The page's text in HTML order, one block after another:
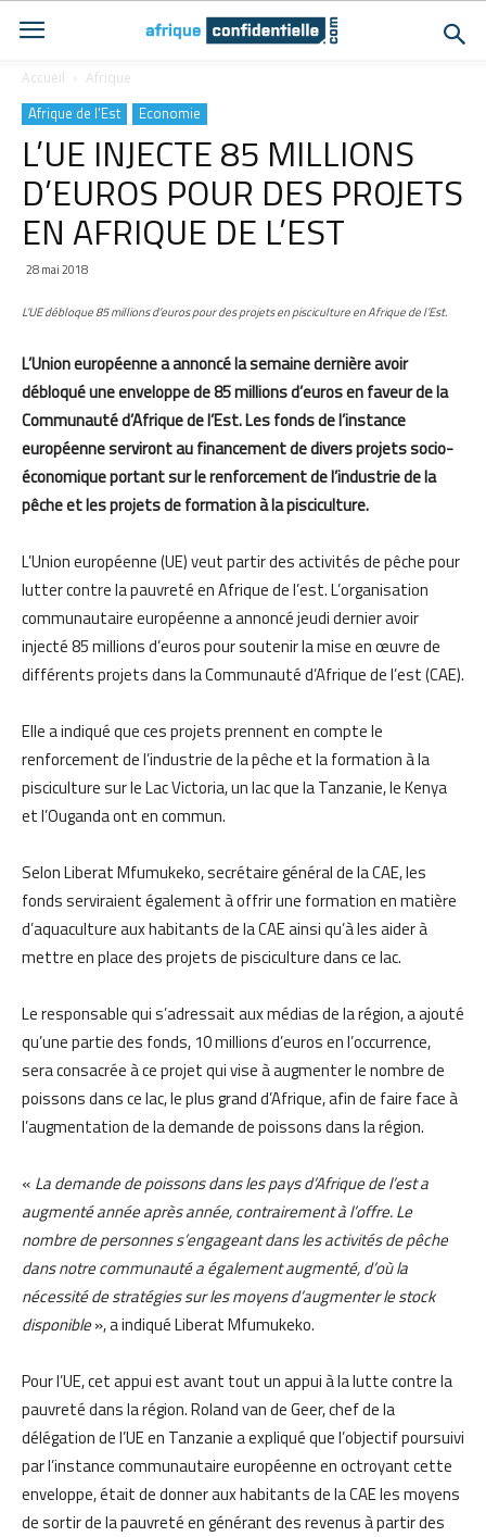
Accueil Afrique
Afrique de l'Est Economie
L’UE INJECTE 85 MILLIONS
D’EUROS POUR DES PROJETS
EN AFRIQUE DE L’EST
28 mai 2018
L’UE débloque 85 millions d’euros pour des projets en pisciculture en Afrique de l’Est.
L’Union européenne a annoncé la semaine dernière avoir
débloqué une enveloppe de 85 millions d’euros en faveur de la
Communauté d’Afrique de l’Est. Les fonds de l’instance
européenne serviront au financement de divers projets socio-
économique portant sur le renforcement de l’industrie de la
pêche et les projets de formation à la pisciculture.
L’Union européenne (UE) veut partir des activités de pêche pour
lutter contre la pauvreté en Afrique de l’est. L’organisation
communautaire européenne a annoncé jeudi dernier avoir
injecté 85 millions d’euros pour soutenir la mise en œuvre de
différents projets dans la Communauté d’Afrique de l’est (CAE).
Elle a indiqué que ces projets prennent en compte le
renforcement de l’industrie de la pêche et la formation à la
pisciculture sur le Lac Victoria, un lac que la Tanzanie, le Kenya
et l’Ouganda ont en commun.
Selon Liberat Mfumukeko, secrétaire général de la CAE, les
fonds serviraient également à offrir une formation en matière
d’aquaculture aux habitants de la CAE ainsi qu’à les aider à
mettre en place des projets de pisciculture dans ce lac.
Le responsable qui s’adressait aux médias de la région, a ajouté
qu’une partie des fonds, 10 millions d’euros en l’occurrence,
sera consacrée à ce projet qui vise à augmenter le nombre de
poissons dans ce lac, le plus grand d’Afrique, afin de faire face à
l’augmentation de la demande de poissons dans la région.
« La demande de poissons dans les pays d’Afrique de l’est a
augmenté année après année, contrairement à l’offre. Le
nombre de personnes s’engageant dans les activités de pêche
dans notre communauté a également augmenté, d’où la
nécessité de stratégies sur les moyens d’augmenter le stock
disponible», a indiqué Liberat Mfumukeko.
Pour l’UE, cet appui est avant tout un appui à la lutte contre la
pauvreté dans la région. Roland van de Geer, chef de la
délégation de l’UE en Tanzanie a expliqué que l’objectif poursuivi
par l’instance communautaire européenne en octroyant cette
enveloppe, était de donner aux habitants de la CAE les moyens
de sortir de la pauvreté en générant des revenus à partir des